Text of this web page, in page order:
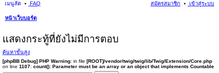
เมนูลัด FAQ เข้าสู่ระบบ
สมัครสมาชิก
หน้าเว็บบอร์ด
แสดงกระทู้ที่ยังไม่มีการตอบ
ค้นหาขั้นสูง
[phpBB Debug] PHP Warning: in file [ROOT]/vendor/twig/twig/lib/Twig/Extension/Core.php
on line 1107: count(): Parameter must be an array or an object that implements Countable